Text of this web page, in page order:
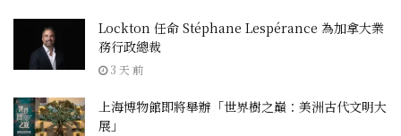
Lockton 任命 Stéphane Lespérance 為加拿大業
務行政總裁
3 天 前
上海博物館即將舉辦「世界樹之巔：美洲古代文明大
展」